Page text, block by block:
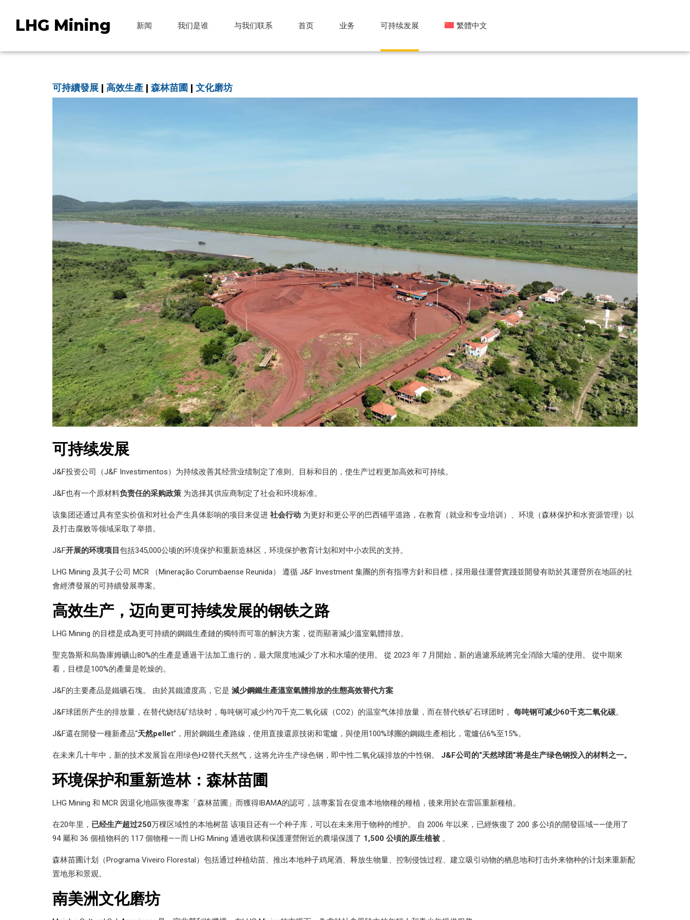
LHG Mining 新闻 我们是谁 与我们联系 首页 业务 可持续发展 繁體中文
可持續發展 | 高效生產 | 森林苗圃 | 文化磨坊
可持续发展
J&F投资公司（J&F Investimentos）为持续改善其经营业绩制定了准则、目标和目的，使生产过程更加高效和可持续。
J&F也有一个原材料负责任的采购政策 为选择其供应商制定了社会和环境标准。
该集团还通过具有坚实价值和对社会产生具体影响的项目来促进 社会行动 为更好和更公平的巴西铺平道路，在教育（就业和专业培训）、环境（森林保护和水资源管理）以
及打击腐败等领域采取了举措。
J&F开展的环境项目 包括345,000公顷的环境保护和重新造林区，环境保护教育计划和对中小农民的支持。
LHG Mining 及其子公司 MCR （Mineração Corumbaense Reunida） 遵循 J&F Investment 集團的所有指導方針和目標，採用最佳運營實踐並開發有助於其運營所在地區的社
會經濟發展的可持續發展專案。
高效生产，迈向更可持续发展的钢铁之路
LHG Mining 的目標是成為更可持續的鋼鐵生產鏈的獨特而可靠的解決方案，從而顯著減少溫室氣體排放。
聖克魯斯和烏魯庫姆礦山80%的生產是通過干法加工進行的，最大限度地減少了水和水壩的使用。 從 2023 年 7 月開始，新的過濾系統將完全消除大壩的使用。 從中期來
看，目標是100%的產量是乾燥的。
J&F的主要產品是鐵礦石塊。 由於其鐵濃度高，它是 減少鋼鐵生產溫室氣體排放的生態高效替代方案
J&F球团所产生的排放量，在替代烧结矿结块时，每吨钢可减少约70千克二氧化碳（CO2）的温室气体排放量，而在替代铁矿石球团时 ， 每吨钢可减少60千克二氧化碳。
J&F還在開發一種新產品“天然pellet”，用於鋼鐵生產路線，使用直接還原技術和電爐，與使用100%球團的鋼鐵生產相比，電爐佔6%至15%。
在未来几十年中，新的技术发展旨在用绿色H2替代天然气，这将允许生产绿色钢，即中性二氧化碳排放的中性钢。 J&F公司的“天然球团”将是生产绿色钢投入的材料之一。
环境保护和重新造林：森林苗圃
LHG Mining 和 MCR 因退化地區恢復專案「森林苗圃」而獲得IBAMA的認可，該專案旨在促進本地物種的種植，後來用於在雷區重新種植。
在20年里， 已经生产超过250万棵区域性的本地树苗 该项目还有一个种子库，可以在未来用于物种的维护。 自 2006 年以來，已經恢復了 200 多公頃的開發區域——使用了
94 屬和 36 個植物科的 117 個物種——而 LHG Mining 通過收購和保護運營附近的農場保護了 1,500 公頃的原生植被 。
森林苗圃计划（Programa Viveiro Florestal）包括通过种植幼苗、推出本地种子鸡尾酒、释放生物量、控制侵蚀过程、建立吸引动物的栖息地和打击外来物种的计划来重新配
置地形和景观。
南美洲文化磨坊